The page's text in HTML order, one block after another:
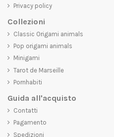
Privacy policy
Collezioni
Classic Origami animals
Pop origami animals
Minigami
Tarot de Marseille
Pornhabiti
Guida all'acquisto
Contatti
Pagamento
Spedizioni